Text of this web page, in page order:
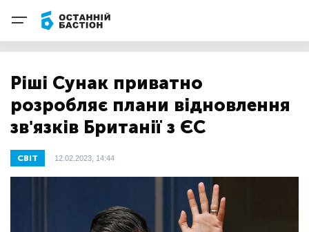
Ріші Сунак приватно
розробляє плани відновлення
зв'язків Британії з ЄС
СВІТ 12.02.2023, 14:44